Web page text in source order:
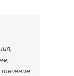
течение